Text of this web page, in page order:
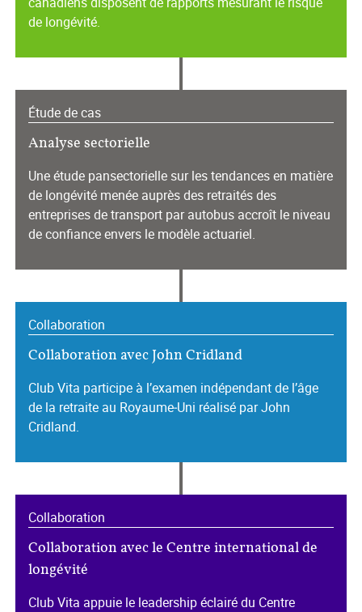
de longévité.
Étude de cas
Analyse sectorielle
Une étude pansectorielle sur les tendances en matière
de longévité menée auprès des retraités des
entreprises de transport par autobus accroît le niveau
de confiance envers le modèle actuariel.
Collaboration
Collaboration avec John Cridland
Club Vita participe à l’examen indépendant de l’âge
de la retraite au Royaume‑Uni réalisé par John
Cridland.
Collaboration
Collaboration avec le Centre international de
longévité
Club Vita appuie le leadership éclairé du Centre